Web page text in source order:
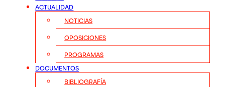
ACTUALIDAD
NOTICIAS
OPOSICIONES
PROGRAMAS
DOCUMENTOS
BIBLIOGRAFÍA